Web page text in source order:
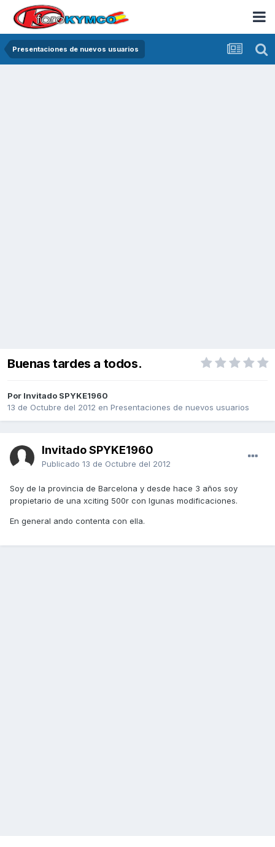
Presentaciones de nuevos usuarios
Buenas tardes a todos.
Por Invitado SPYKE1960
13 de Octubre del 2012 en Presentaciones de nuevos usuarios
Invitado SPYKE1960
Publicado 13 de Octubre del 2012
Soy de la provincia de Barcelona y desde hace 3 años soy
propietario de una xciting 500r con lgunas modificaciones.
En general ando contenta con ella.